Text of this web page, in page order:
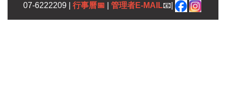
07-6222209 | 行事曆📅 管理者E-MAIL📧|